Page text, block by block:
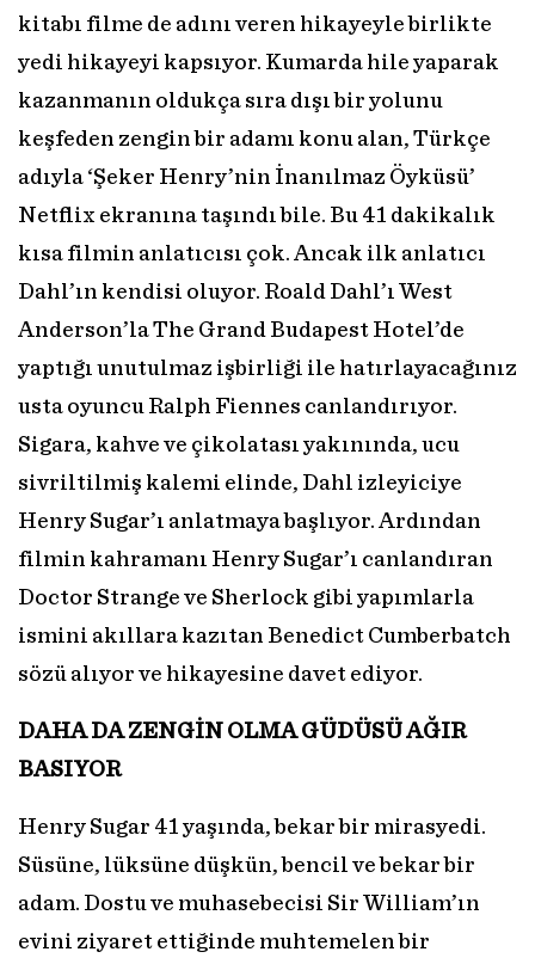
kitabı filme de adını veren hikayeyle birlikte
yedi hikayeyi kapsıyor. Kumarda hile yaparak
kazanmanın oldukça sıra dışı bir yolunu
keşfeden zengin bir adamı konu alan, Türkçe
adıyla ‘Şeker Henry’nin İnanılmaz Öyküsü’
Netflix ekranına taşındı bile. Bu 41 dakikalık
kısa filmin anlatıcısı çok. Ancak ilk anlatıcı
Dahl’ın kendisi oluyor. Roald Dahl’ı West
Anderson’la The Grand Budapest Hotel’de
yaptığı unutulmaz işbirliği ile hatırlayacağınız
usta oyuncu Ralph Fiennes canlandırıyor.
Sigara, kahve ve çikolatası yakınında, ucu
sivriltilmiş kalemi elinde, Dahl izleyiciye
Henry Sugar’ı anlatmaya başlıyor. Ardından
filmin kahramanı Henry Sugar’ı canlandıran
Doctor Strange ve Sherlock gibi yapımlarla
ismini akıllara kazıtan Benedict Cumberbatch
sözü alıyor ve hikayesine davet ediyor.
DAHA DA ZENGİN OLMA GÜDÜSÜ AĞIR
BASIYOR
Henry Sugar 41 yaşında, bekar bir mirasyedi.
Süsüne, lüksüne düşkün, bencil ve bekar bir
adam. Dostu ve muhasebecisi Sir William’ın
evini ziyaret ettiğinde muhtemelen bir